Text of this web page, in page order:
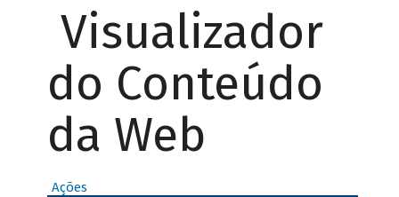
Visualizador
do Conteúdo
da Web
Ações